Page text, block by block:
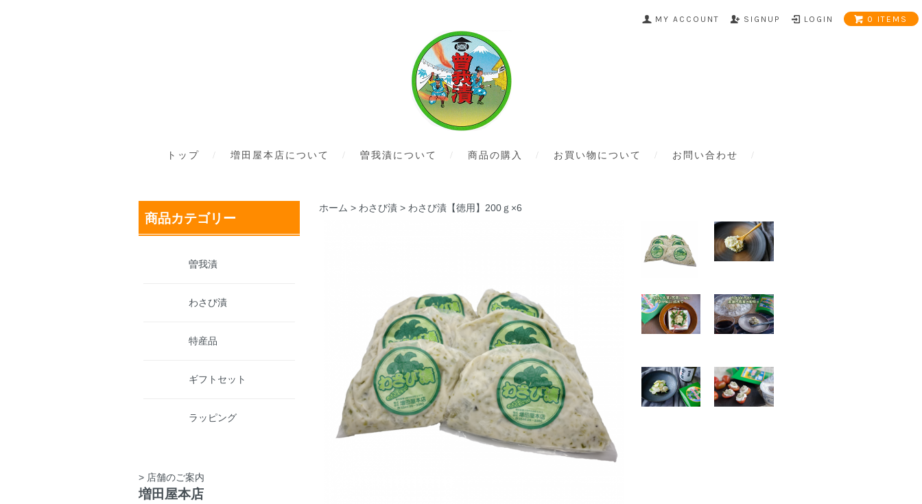
MY ACCOUNT SIGNUP LOGIN 0 ITEMS
トップ 増田屋本店について 曽我漬について 商品の購入 お買い物について お問い合わせ
ホーム >わさび漬 >わさび漬【徳用】200ｇ×6
商品カテゴリー
曽我漬
わさび漬
特産品
ギフトセット
ラッピング
> 店舗のご案内
増田屋本店